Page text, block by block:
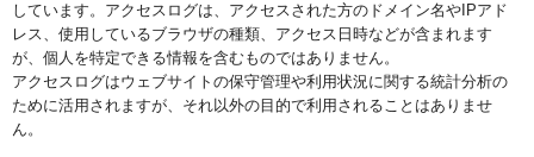
しています。アクセスログは、アクセスされた方のドメイン名やIPアド
レス、使用しているブラウザの種類、アクセス日時などが含まれます
が、個人を特定できる情報を含むものではありません。
アクセスログはウェブサイトの保守管理や利用状況に関する統計分析の
ために活用されますが、それ以外の目的で利用されることはありませ
ん。